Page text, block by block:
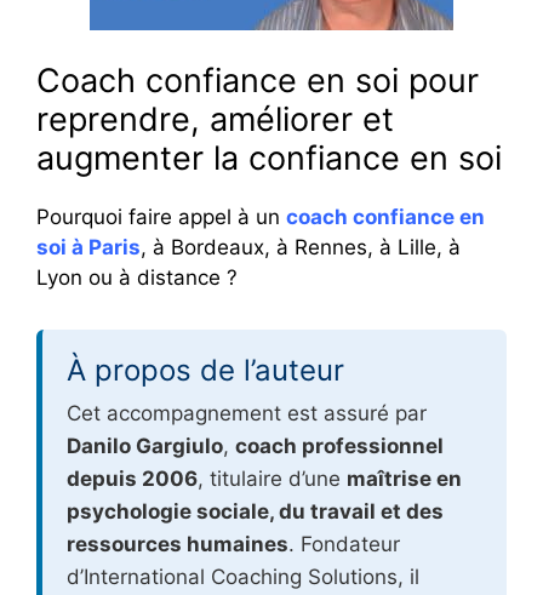
Coach confiance en soi pour
reprendre, améliorer et
augmenter la confiance en soi
Pourquoi faire appel à un coach confiance en
soi à Paris, à Bordeaux, à Rennes, à Lille, à
Lyon ou à distance ?
À propos de l’auteur
Cet accompagnement est assuré par
Danilo Gargiulo, coach professionnel
depuis 2006, titulaire d’une maîtrise en
psychologie sociale, du travail et des
ressources humaines. Fondateur
d’International Coaching Solutions, il